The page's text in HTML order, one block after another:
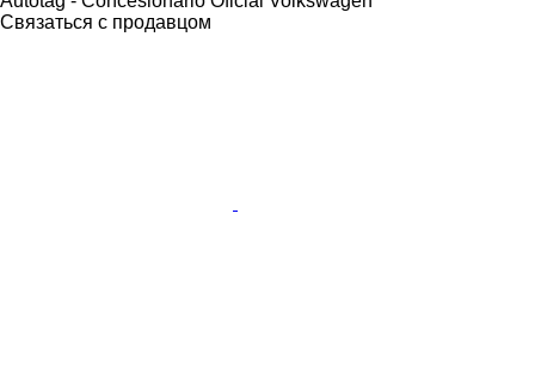
Связаться с продавцом